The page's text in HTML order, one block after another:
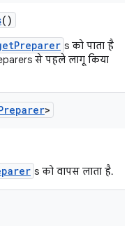
()
s को पाता है
से पहले लागू किया
>
s को वापस लाता है.